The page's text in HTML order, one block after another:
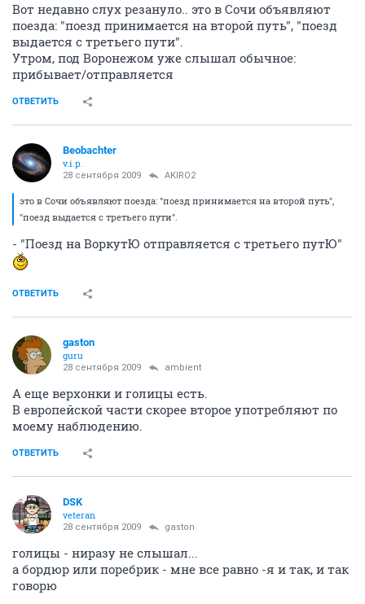
Вот недавно слух резануло.. это в Сочи объявляют
поезда: "поезд принимается на второй путь", "поезд
выдается с третьего пути".
Утром, под Воронежом уже слышал обычное:
прибывает/отправляется
ОТВЕТИТЬ
Beobachter
v.i.p.
28 сентября 2009 AKIRO2
это в Сочи объявляют поезда: "поезд принимается на второй путь",
"поезд выдается с третьего пути".
- "Поезд на ВоркутЮ отправляется с третьего путЮ"
ОТВЕТИТЬ
gaston
guru
28 сентября 2009 ambient
А еще верхонки и голицы есть.
В европейской части скорее второе употребляют по
моему наблюдению.
ОТВЕТИТЬ
DSK
veteran
28 сентября 2009 gaston
голицы - ниразу не слышал...
а бордюр или поребрик - мне все равно -я и так, и так
говорю